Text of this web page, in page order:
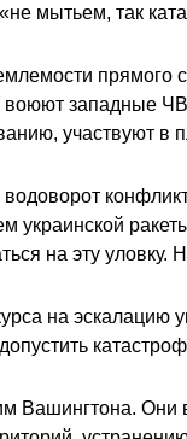
мытьем, так
воюют западные
участвуют
украинской
на эту
на эскалацию
Вашингтона.